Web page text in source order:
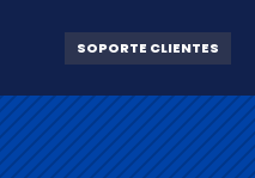
SOPORTE CLIENTES